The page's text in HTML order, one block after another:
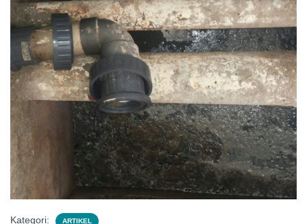
Kategori: ARTIKEL